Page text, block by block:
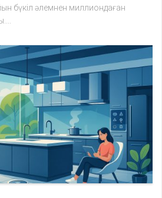
бүкіл әлемнен миллиондаған